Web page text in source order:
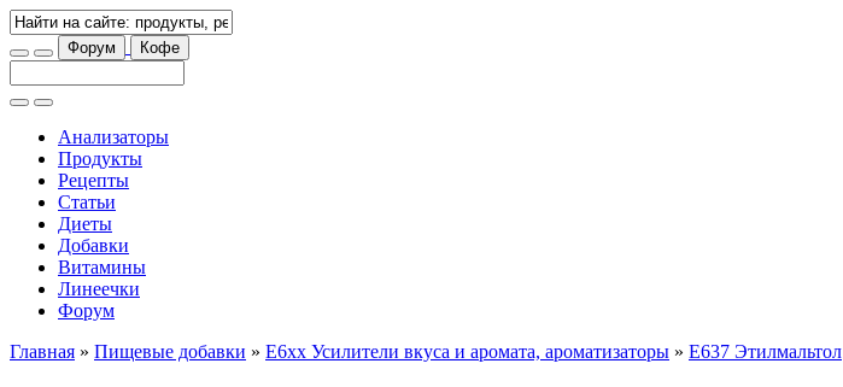
Форум Кофе
Анализаторы
Продукты
Рецепты
Статьи
Диеты
Добавки
Витамины
Линеечки
Форум
Главная » Пищевые добавки » E6xx Усилители вкуса и аромата, ароматизаторы » E637 Этилмальтол